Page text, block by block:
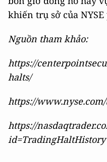
khiến trụ sở của
Nguồn tham khảo:
https://
halts/
https://
https://
id=TradingHaltHistory